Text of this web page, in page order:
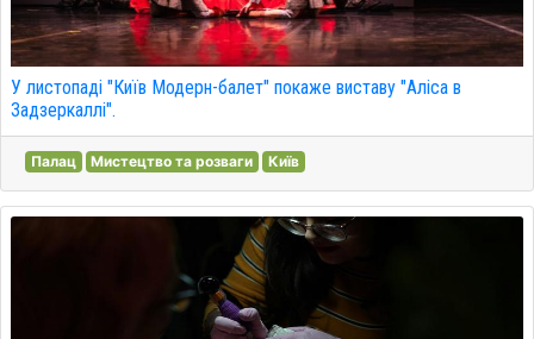
У листопаді "Київ Модерн-балет" покаже виставу "Аліса в
Задзеркаллі".
Палац Мистецтво та розваги Київ